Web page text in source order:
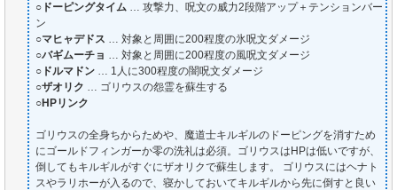
○ ドーピングタイム … 攻撃力、呪文の威力2段階アップ＋テンションバー
ン
○マヒャデドス … 対象と周囲に200程度の氷呪文ダメージ
○バギムーチョ … 対象と周囲に200程度の風呪文ダメージ
○ ドルマドン … 1人に300程度の闇呪文ダメージ
○ザオリク … ゴリウスの怨霊を蘇生する
○HPリンク
ゴリウスの全身ちからためや、魔道士キルギルのドーピングを消すため
にゴールドフィンガーか零の洗礼は必須。ゴリウスはHPは低いですが、
倒してもキルギルがすぐにザオリクで蘇生します。 ゴリウスにはヘナト
スやラリホーが入るので、寝かしておいてキルギルから先に倒すと良い